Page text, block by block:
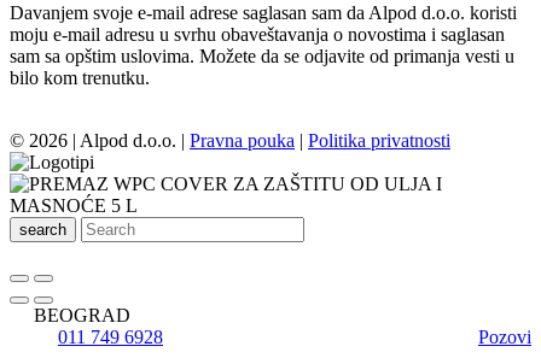
Davanjem svoje e-mail adrese saglasan sam da Alpod d.o.o. koristi
moju e-mail adresu u svrhu obaveštavanja o novostima i saglasan
sam sa opštim uslovima. Možete da se odjavite od primanja vesti u
bilo kom trenutku.
© 2026 | Alpod d.o.o. | Pravna pouka | Politika privatnosti
search
BEOGRAD
011 749 6928
Pozovi